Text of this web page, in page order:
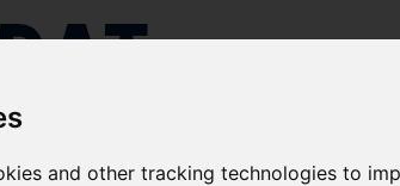
and other tracking technologies to